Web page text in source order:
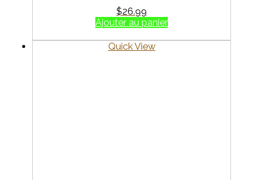
$26.99
Ajouter au panier
Quick View